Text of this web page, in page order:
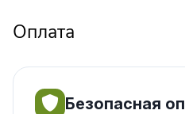
Оплата
Безопасная